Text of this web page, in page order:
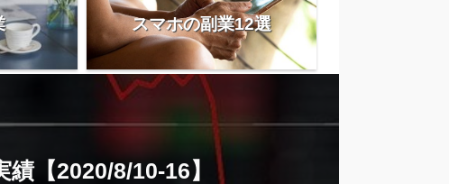
スマホの副業12選
【2020/8/10-16】